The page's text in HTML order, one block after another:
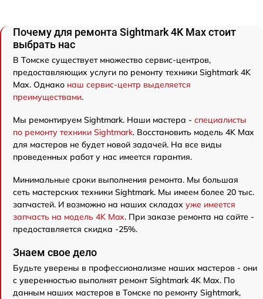
Почему для ремонта Sightmark 4K Max стоит
выбрать нас
В Томске существует множество сервис-центров,
предоставляющих услуги по ремонту техники Sightmark 4K
Max. Однако наш сервис-центр выделяется
преимуществами.
Мы ремонтируем Sightmark. Наши мастера - специалисты
по ремонту техники Sightmark. Восстановить модель 4K Max
для мастеров не будет новой задачей. На все виды
проведенных работ у нас имеется гарантия.
Минимальные сроки выполнения ремонта. Мы большая
сеть мастерских техники Sightmark. Мы имеем более 20 тыс.
запчастей. И возможно на наших складах уже имеется
запчасть на модель 4K Max. При заказе ремонта на сайте -
предоставляется скидка -25%.
Знаем свое дело
Будьте уверены в профессионализме наших мастеров - они
с уверенностью выполнят ремонт Sightmark 4K Max. По
данным наших мастеров в Томске по ремонту Sightmark,